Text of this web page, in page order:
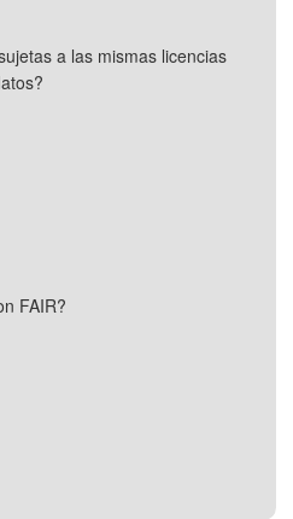
a las mismas licencias
FAIR?